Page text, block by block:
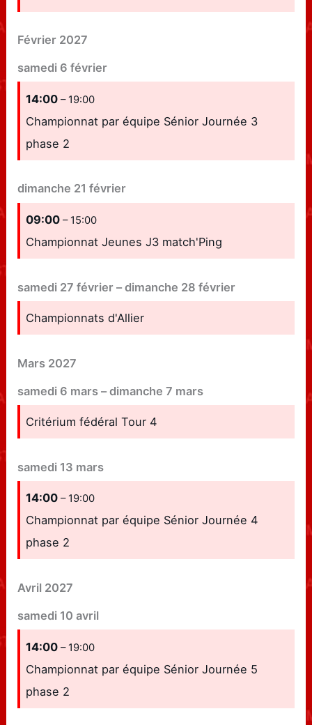
Février 2027
samedi 6 février
14:00– 19:00
Championnat par équipe Sénior Journée 3
phase 2
dimanche 21 février
09:00– 15:00
Championnat Jeunes J3 match'Ping
samedi 27 février –dimanche 28 février
Championnats d'Allier
Mars 2027
samedi 6 mars –dimanche 7 mars
Critérium fédéral Tour 4
samedi 13 mars
14:00– 19:00
Championnat par équipe Sénior Journée 4
phase 2
Avril 2027
samedi 10 avril
14:00– 19:00
Championnat par équipe Sénior Journée 5
phase 2